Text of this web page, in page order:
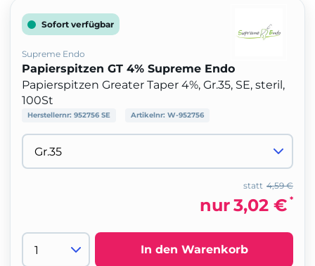
Sofort verfügbar
Supreme Endo
Papierspitzen GT 4% Supreme Endo
Papierspitzen Greater Taper 4%, Gr.35, SE, steril,
100St
Herstellernr: 952756 SE Artikelnr: W-952756
4,59 €
statt
nur3,02 € *
In den Warenkorb